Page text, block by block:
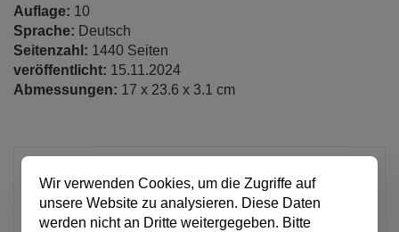
Auflage: 10
Sprache: Deutsch
Seitenzahl: 1440 Seiten
veröffentlicht: 15.11.2024
Abmessungen: 17 x 23.6 x 3.1 cm
Anzahl
Wir verwenden Cookies, um die Zugriffe auf
unsere Website zu analysieren. Diese Daten
werden nicht an Dritte weitergegeben. Bitte